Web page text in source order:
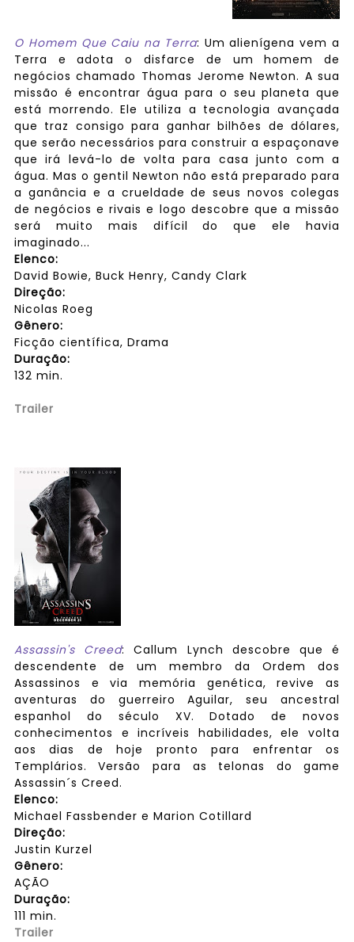
O Homem Que Caiu na Terra: Um alienígena vem a
Terra e adota o disfarce de um homem de
negócios chamado Thomas Jerome Newton. A sua
missão é encontrar água para o seu planeta que
está morrendo. Ele utiliza a tecnologia avançada
que traz consigo para ganhar bilhões de dólares,
que serão necessários para construir a espaçonave
que irá levá-lo de volta para casa junto com a
água. Mas o gentil Newton não está preparado para
a ganância e a crueldade de seus novos colegas
de negócios e rivais e logo descobre que a missão
será muito mais difícil do que ele havia
imaginado...
Elenco:
David Bowie, Buck Henry, Candy Clark
Direção:
Nicolas Roeg
Gênero:
Ficção científica, Drama
Duração:
132 min.
Trailer
Assassin's Creed: Callum Lynch descobre que é
descendente de um membro da Ordem dos
Assassinos e via memória genética, revive as
aventuras do guerreiro Aguilar, seu ancestral
espanhol do século XV. Dotado de novos
conhecimentos e incríveis habilidades, ele volta
aos dias de hoje pronto para enfrentar os
Templários. Versão para as telonas do game
Assassin´s Creed.
Elenco:
Michael Fassbender e Marion Cotillard
Direção:
Justin Kurzel
Gênero:
AÇÃO
Duração:
111 min.
Trailer